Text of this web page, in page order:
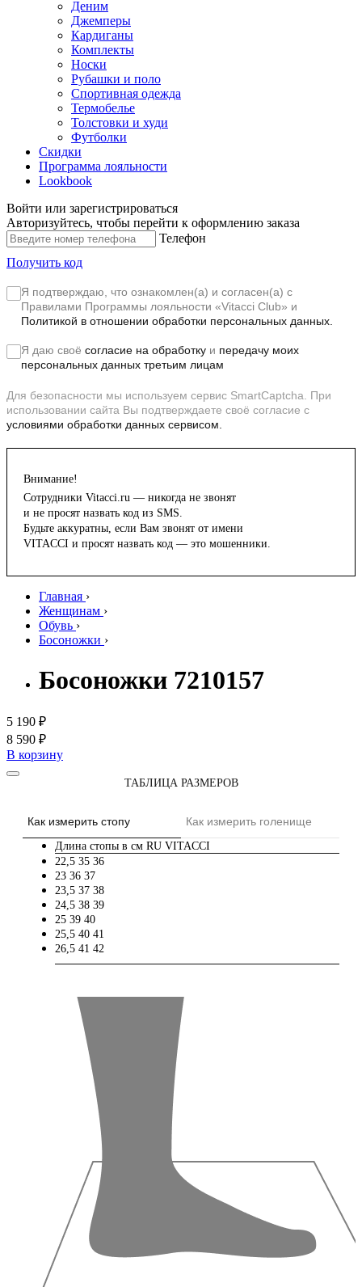
Деним
Джемперы
Кардиганы
Комплекты
Носки
Рубашки и поло
Спортивная одежда
Термобелье
Толстовки и худи
Футболки
Скидки
Программа лояльности
Lookbook
Войти или зарегистрироваться
Авторизуйтесь, чтобы перейти к оформлению заказа
Телефон
Получить код
Я подтверждаю, что ознакомлен(а) и согласен(а) с
Правилами Программы лояльности «Vitacci Club» и
Политикой в отношении обработки персональных данных.
Я даю своё согласие на обработку и передачу моих
персональных данных третьим лицам
Для безопасности мы используем сервис SmartCaptcha. При
использовании сайта Вы подтверждаете своё согласие с
условиями обработки данных сервисом.
Внимание!
Сотрудники Vitacci.ru — никогда не звонят
и не просят назвать код из SMS.
Будьте аккуратны, если Вам звонят от имени
VITACCI и просят назвать код — это мошенники.
Главная ›
Женщинам ›
Обувь ›
Босоножки ›
Босоножки 7210157
5 190 ₽
8 590 ₽
В корзину
ТАБЛИЦА РАЗМЕРОВ
Как измерить стопу Как измерить голенище
Длина стопы в см RU VITACCI
22,5 35 36
23 36 37
23,5 37 38
24,5 38 39
25 39 40
25,5 40 41
26,5 41 42